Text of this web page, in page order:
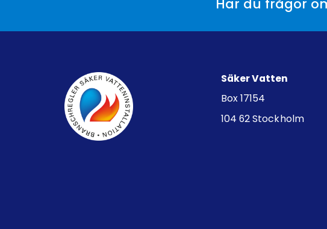
Har du frågor
Säker Vatten
Box 17154
104 62 Stockholm